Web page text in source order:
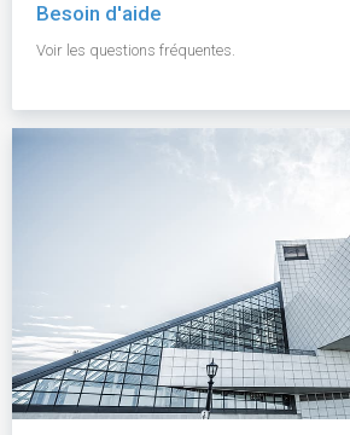
Besoin d'aide
Voir les questions fréquentes.